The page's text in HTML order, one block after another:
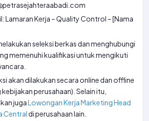
Lamaran Kerja – Quality Control – [Nama
seleksi berkas dan menghubungi
memenuhi kualifikasi untuk mengikuti
akan dilakukan secara online dan offline
perusahaan). Selain itu,
jugaLowongan Kerja Marketing Head
Centraldi perusahaan lain.